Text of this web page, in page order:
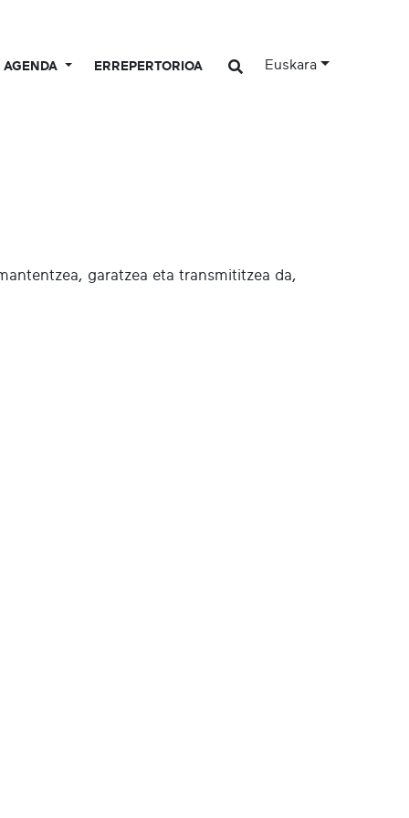
AGENDA ERREPERTORIOA Euskara
garatzea eta transmititzea da,